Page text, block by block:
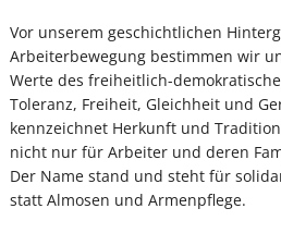
Vor unserem geschichtlichen
Arbeiterbewegung bestimmen wir
Werte des freiheitlich-
Toleranz, Freiheit, Gleichheit und
kennzeichnet Herkunft und
nicht nur für Arbeiter und deren
Der Name stand und steht für
statt Almosen und Armenpflege.